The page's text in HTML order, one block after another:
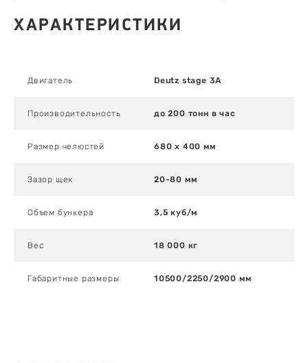
ХАРАКТЕРИСТИКИ
Двигатель Deutz stage 3A
Производительность до 200 тонн в час
Размер челюстей 680 x 400 мм
Зазор щек 20-80 мм
Объем бункера 3,5 куб/м
Вес 18 000 кг
Габаритные размеры 10500/2250/2900 мм